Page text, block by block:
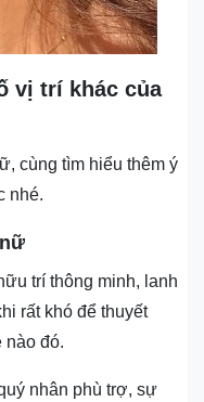
vị trí khác của
cùng tìm hiểu thêm ý
nhé.
trí thông minh, lanh
rất khó để thuyết
nào đó.
nhân phù trợ, sự